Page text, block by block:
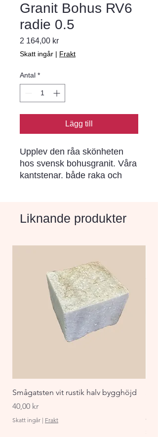
Granit Bohus RV6
radie 0.5
2 164,00 krPris
Skatt ingår | Frakt
Antal *
Lägg till
Upplev den råa skönheten
hos svensk bohusgranit. Våra
kantstenar. både raka och
trädgård eller uteplats.
Liknande produkter
Smågatsten vit rustik halv bygghöjd
Pris
40,00 kr
Skatt ingår | Frakt
Pris